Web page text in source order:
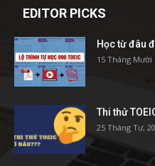
EDITOR PICKS
Học từ đâu
15 Tháng Mười
Thi thử
25 Tháng Tư,